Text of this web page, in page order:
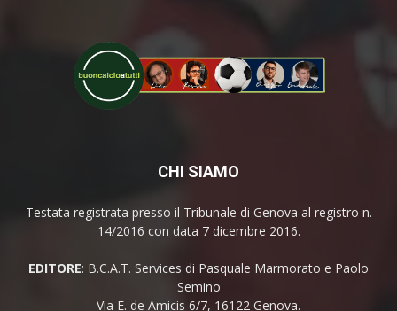
CHI SIAMO
Testata registrata presso il Tribunale di Genova al registro n.
14/2016 con data 7 dicembre 2016.
EDITORE: B.C.A.T. Services di Pasquale Marmorato e Paolo
Semino
Via E. de Amicis 6/7, 16122 Genova.